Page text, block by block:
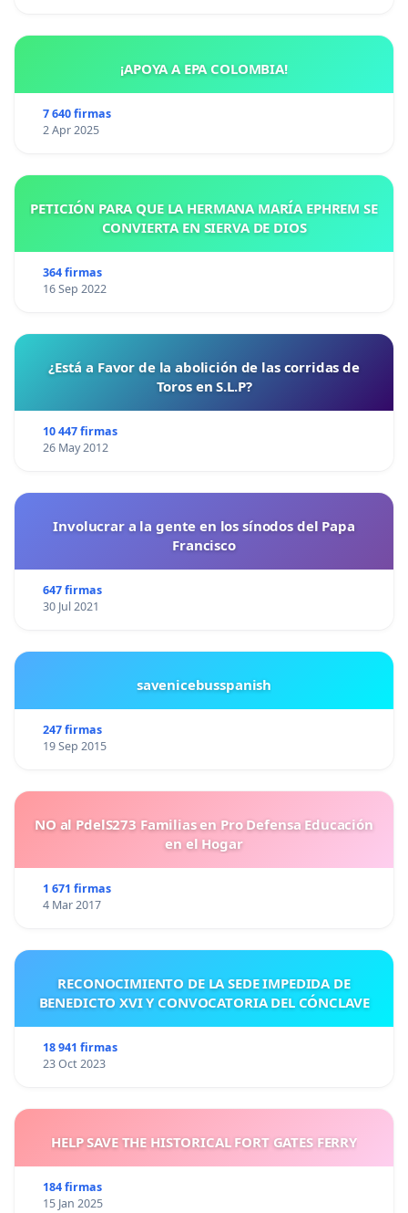
¡APOYA A EPA COLOMBIA!
7 640 firmas
2 Apr 2025
PETICIÓN PARA QUE LA HERMANA MARÍA EPHREM SE
CONVIERTA EN SIERVA DE DIOS
364 firmas
16 Sep 2022
¿Está a Favor de la abolición de las corridas de
Toros en S.L.P?
10 447 firmas
26 May 2012
Involucrar a la gente en los sínodos del Papa
Francisco
647 firmas
30 Jul 2021
savenicebusspanish
247 firmas
19 Sep 2015
NO al PdelS273 Familias en Pro Defensa Educación
en el Hogar
1 671 firmas
4 Mar 2017
RECONOCIMIENTO DE LA SEDE IMPEDIDA DE
BENEDICTO XVI Y CONVOCATORIA DEL CÓNCLAVE
18 941 firmas
23 Oct 2023
HELP SAVE THE HISTORICAL FORT GATES FERRY
184 firmas
15 Jan 2025